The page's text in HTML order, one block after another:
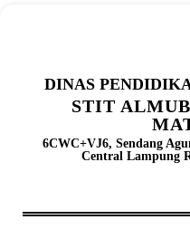
DINAS
STIT
6CWC+VJ6, Sendang
Central Lampung